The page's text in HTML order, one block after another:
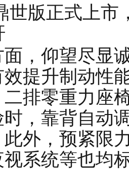
，仰望尽显
提升制动性
排零重力座
，靠背自动
外，预紧限
系统等也均